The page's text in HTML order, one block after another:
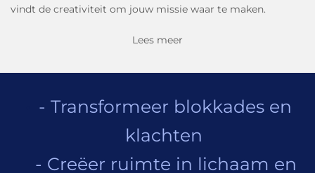
vindt de creativiteit om jouw missie waar te maken.
Lees meer
- Transformeer blokkades en
klachten
- Creëer ruimte in lichaam en